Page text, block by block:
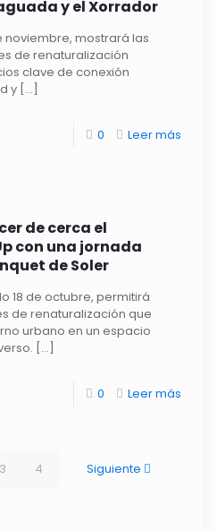
y el Xorrador
noviembre, mostrará las
de renaturalización
clave de conexión
y […]
0 Leer más
de cerca el
con una jornada
de Soler
18 de octubre, permitirá
de renaturalización que
urbano en un espacio
[…]
0 Leer más
3 4 Siguiente